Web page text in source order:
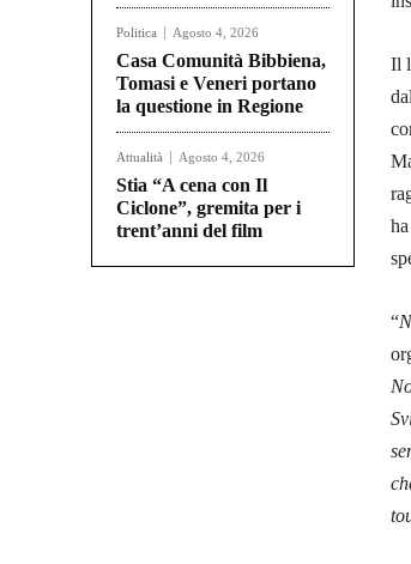
Politica Agosto 4, 2026
Casa Comunità Bibbiena,
Tomasi e Veneri portano
la questione in Regione
Attualità Agosto 4, 2026
Stia “A cena con Il
Ciclone”, gremita per i
trent’anni del film
Il
“